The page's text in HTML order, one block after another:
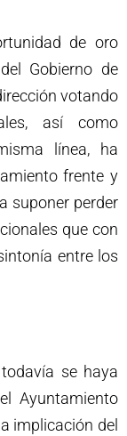
de oro
Gobierno de
votando
así como
línea, ha
frente y
suponer perder
que con
entre los
se haya
Ayuntamiento
implicación del